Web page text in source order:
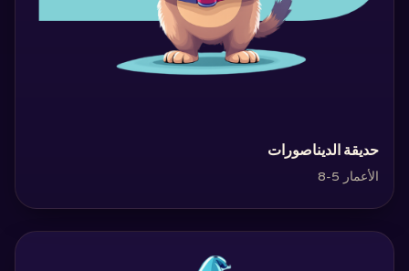
‏حديقة الديناصورات‏
الأعمار 5-8